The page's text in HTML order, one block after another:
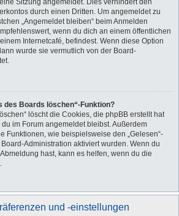
Sitzung angemeldet. Dies verhindert den
durch einen Dritten. Um angemeldet zu
„Angemeldet bleiben“ beim Anmelden
wenn du dich an einem öffentlichen
Internetcafé, befindest. Wenn diese Option
wurde sie vermutlich von der Board-
des Boards löschen“-Funktion?
löscht die Cookies, die phpBB erstellt hat
im Forum angemeldet bleibst. Außerdem
Funktionen, wie beispielsweise den „Gelesen“-
Administration aktiviert wurden. Wenn du
hast, kann es helfen, wenn du die
und -einstellungen